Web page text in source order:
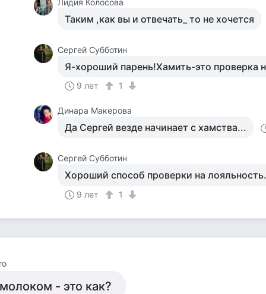
Лидия Колосова
Таким ,как вы и отвечать_ то не хочется
Сергей Субботин
Я-хороший парень!Хамить-это проверка
9 лет 1
Динара Макерова
Да Сергей везде начинает с хамства...
Сергей Субботин
Хороший способ проверки на
9 лет 1
- это как?